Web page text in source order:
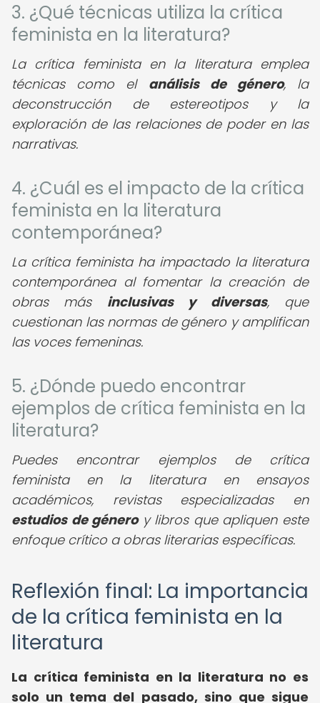
3. ¿Qué técnicas utiliza la crítica
feminista en la literatura?
La crítica feminista en la literatura emplea
técnicas como el análisis de género, la
deconstrucción de estereotipos y la
exploración de las relaciones de poder en las
narrativas.
4. ¿Cuál es el impacto de la crítica
feminista en la literatura
contemporánea?
La crítica feminista ha impactado la literatura
contemporánea al fomentar la creación de
obras más inclusivas y diversas, que
cuestionan las normas de género y amplifican
las voces femeninas.
5. ¿Dónde puedo encontrar
ejemplos de crítica feminista en la
literatura?
Puedes encontrar ejemplos de crítica
feminista en la literatura en ensayos
académicos, revistas especializadas en
estudios de géneroy libros que apliquen este
enfoque crítico a obras literarias específicas.
Reflexión final: La importancia
de la crítica feminista en la
literatura
La crítica feminista en la literatura no es
solo un tema del pasado, sino que sigue